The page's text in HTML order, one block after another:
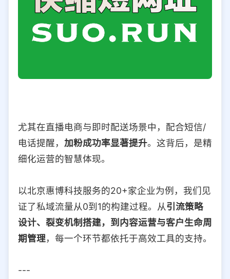
尤其在直播电商与即时配送场景中，配合短信/
电话提醒， 加粉成功率显著提升。这背后，是精
细化运营的智慧体现。
以北京惠博科技服务的20+家企业为例，我们见
证了私域流量从0到1的构建过程。从引流策略
设计、裂变机制搭建，到内容运营与客户生命周
期管理，每一个环节都依托于高效工具的支持。
---